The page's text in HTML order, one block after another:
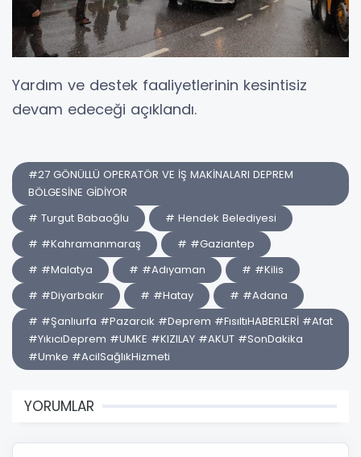
Yardım ve destek faaliyetlerinin kesintisiz
devam edeceği açıklandı.
#27 GÖNÜLLÜ OPERATÖR VE İŞ MAKİNALARI DEPREM
BÖLGESİNE GİDİYOR
# Turgut Babaoğlu
# Hendek Belediyesi
# #Kahramanmaraş
# #Gaziantep
# #Malatya
# #Adıyaman
# #Kilis
# #Diyarbakır
# #Hatay
# #Adana
# #Şanlıurfa #Pazarcık #Deprem #FısıltıHABERLERİ #Afat
#YıkıcıDeprem #UMKE #KIZILAY #AKUT #SonDakika
#Umke #AcilSağlıkHizmeti
YORUMLAR